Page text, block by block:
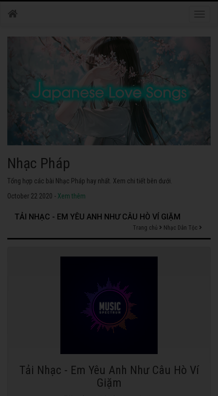
Nhạc Nhật Bản
Tuyển tập các bài Nhạc Nhật Bản hay nhất. Không thể không nghe thử.
October 22 2020 - Xem thêm
TẢI NHẠC - EM YÊU ANH NHƯ CÂU HÒ VÍ GIẶM
Trang chủ Nhạc Dân Tộc
Tải Nhạc - Em Yêu Anh Như Câu Hò Ví
Giặm